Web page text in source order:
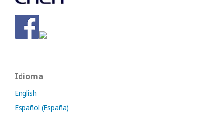
Idioma
English
Español (España)